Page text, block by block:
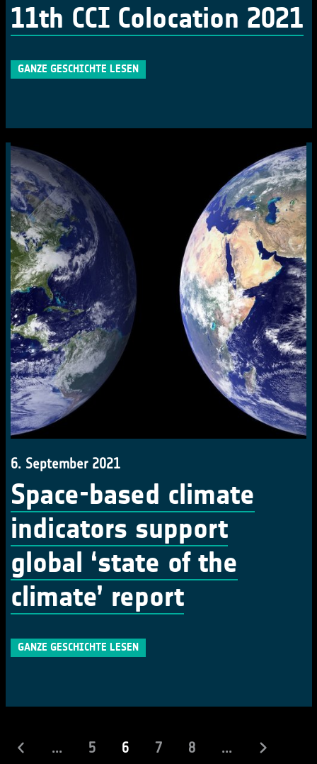
11th CCI Colocation 2021
GANZE GESCHICHTE LESEN
6. September 2021
Space-based climate
indicators support
global ‘state of the
climate’ report
GANZE GESCHICHTE LESEN
... 5 6(laufend)
7 8 ...